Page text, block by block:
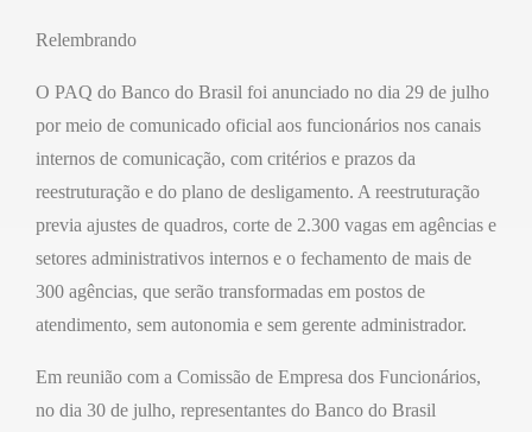
Relembrando
O PAQ do Banco do Brasil foi anunciado no dia 29 de julho
por meio de comunicado oficial aos funcionários nos canais
internos de comunicação, com critérios e prazos da
reestruturação e do plano de desligamento. A reestruturação
previa ajustes de quadros, corte de 2.300 vagas em agências e
setores administrativos internos e o fechamento de mais de
300 agências, que serão transformadas em postos de
atendimento, sem autonomia e sem gerente administrador.
Em reunião com a Comissão de Empresa dos Funcionários,
no dia 30 de julho, representantes do Banco do Brasil